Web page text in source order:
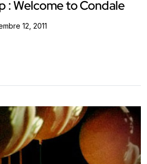
: Welcome to Condale
12, 2011